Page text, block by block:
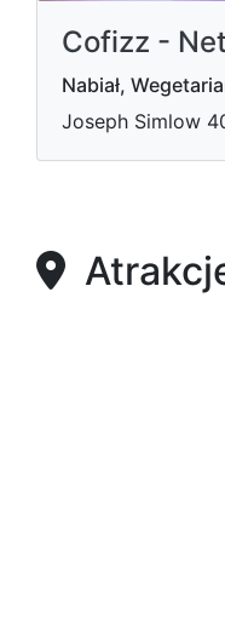
Cofizz -
Nabiał,
Joseph Simlow